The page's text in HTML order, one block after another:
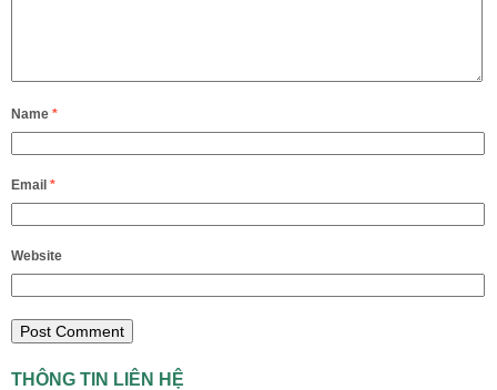
Name *
Email *
Website
THÔNG TIN LIÊN HỆ